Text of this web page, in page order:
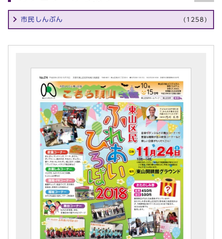
市民しんぶん (1258)